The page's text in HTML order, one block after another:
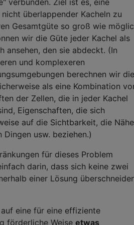
verbunden. Ziel ist es, eine
nicht überlappender Kacheln zu
Gesamtgüte so groß wie
wir die Güte jeder Kachel als
ansehen, den sie abdeckt. (In
und komplexeren
berechnen wir die
als eine Kombination
der Zellen, die in jeder Kachel
Eigenschaften, die sich
auf die Sichtbarkeit, die Nähe
Dingen usw. beziehen.)
für dieses Problem
darin, dass sich keine zwei
einer Lösung
auf eine für eine effiziente
förderliche Weise etwas